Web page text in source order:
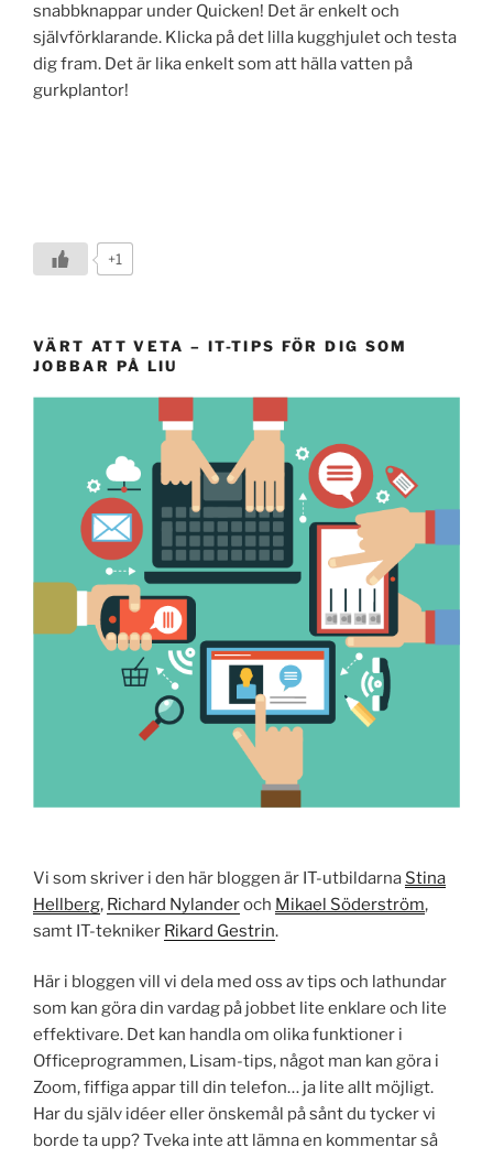
snabbknappar under Quicken! Det är enkelt och
självförklarande. Klicka på det lilla kugghjulet och testa
dig fram. Det är lika enkelt som att hälla vatten på
gurkplantor!
+1
VÄRT ATT VETA – IT-TIPS FÖR DIG SOM
JOBBAR PÅ LIU
Vi som skriver i den här bloggen är IT-utbildarna Stina
Hellberg, Richard Nylanderoch Mikael Söderström,
samt IT-tekniker Rikard Gestrin.
Här i bloggen vill vi dela med oss av tips och lathundar
som kan göra din vardag på jobbet lite enklare och lite
effektivare. Det kan handla om olika funktioner i
Officeprogrammen, Lisam-tips, något man kan göra i
Zoom, fiffiga appar till din telefon… ja lite allt möjligt.
Har du själv idéer eller önskemål på sånt du tycker vi
borde ta upp? Tveka inte att lämna en kommentar så